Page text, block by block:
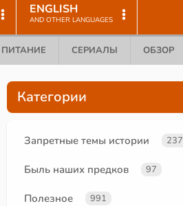
ENGLISH
AND OTHER LANGUAGES
СЕРИАЛЫ ОБЗОР
Категории
Запретные темы истории 237
Быль наших предков 97
Полезное 991